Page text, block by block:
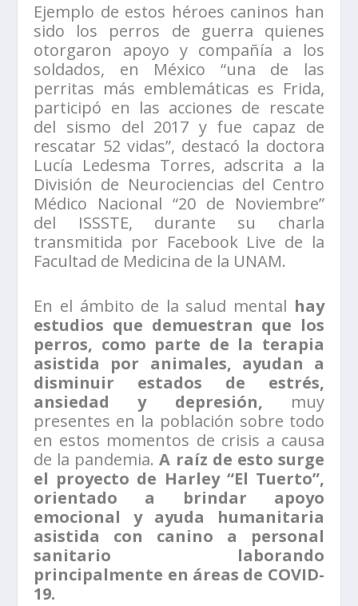
Ejemplo de estos héroes caninos han
sido los perros de guerra quienes
otorgaron apoyo y compañía a los
soldados, en México “una de las
perritas más emblemáticas es Frida,
participó en las acciones de rescate
del sismo del 2017 y fue capaz de
rescatar 52 vidas”, destacó la doctora
Lucía Ledesma Torres, adscrita a la
División de Neurociencias del Centro
Médico Nacional “20 de Noviembre”
del ISSSTE, durante su charla
transmitida por Facebook Live de la
Facultad de Medicina de la UNAM.
En el ámbito de la salud mental hay
estudios que demuestran que los
perros, como parte de la terapia
asistida por animales, ayudan a
disminuir estados de estrés,
ansiedad y depresión, muy
presentes en la población sobre todo
en estos momentos de crisis a causa
de la pandemia. A raíz de esto surge
el proyecto de Harley “El Tuerto”,
orientado a brindar apoyo
emocional y ayuda humanitaria
asistida con canino a personal
sanitario laborando
principalmente en áreas de COVID-
19.